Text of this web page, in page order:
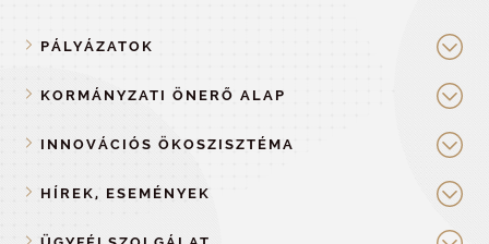
PÁLYÁZATOK
KORMÁNYZATI ÖNERŐ ALAP
INNOVÁCIÓS ÖKOSZISZTÉMA
HÍREK, ESEMÉNYEK